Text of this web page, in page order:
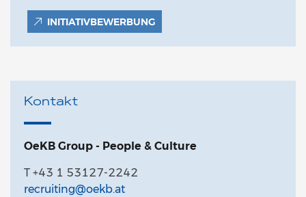
INITIATIVBEWERBUNG
Kontakt
OeKB Group - People & Culture
T +43 1 53127-2242
recruiting@oekb.at